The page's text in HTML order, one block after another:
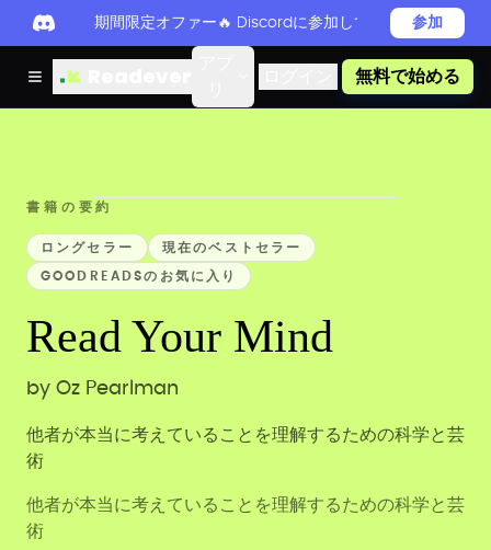
期間限定オファー🔥 Discordに参加してReadever PRO
参加
無料で始める
書籍の要約
ロングセラー 現在のベストセラー
GOODREADSのお気に入り
Read Your Mind
by Oz Pearlman
他者が本当に考えていることを理解するための科学と芸
術
他者が本当に考えていることを理解するための科学と芸
術